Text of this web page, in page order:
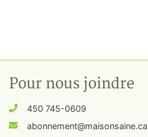
Pour nous joindre
450 745-0609
abonnement@maisonsaine.ca